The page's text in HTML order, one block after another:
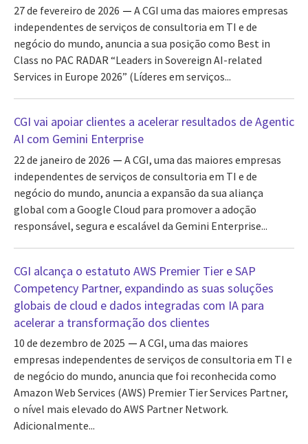
27 de fevereiro de 2026
A CGI uma das maiores empresas
independentes de serviços de consultoria em TI e de
negócio do mundo, anuncia a sua posição como Best in
Class no PAC RADAR “Leaders in Sovereign AI-related
Services in Europe 2026” (Líderes em serviços...
CGI vai apoiar clientes a acelerar resultados de Agentic
AI com Gemini Enterprise
22 de janeiro de 2026
A CGI, uma das maiores empresas
independentes de serviços de consultoria em TI e de
negócio do mundo, anuncia a expansão da sua aliança
global com a Google Cloud para promover a adoção
responsável, segura e escalável da Gemini Enterprise...
CGI alcança o estatuto AWS Premier Tier e SAP
Competency Partner, expandindo as suas soluções
globais de cloud e dados integradas com IA para
acelerar a transformação dos clientes
10 de dezembro de 2025
A CGI, uma das maiores
empresas independentes de serviços de consultoria em TI e
de negócio do mundo, anuncia que foi reconhecida como
Amazon Web Services (AWS) Premier Tier Services Partner,
o nível mais elevado do AWS Partner Network.
Adicionalmente...